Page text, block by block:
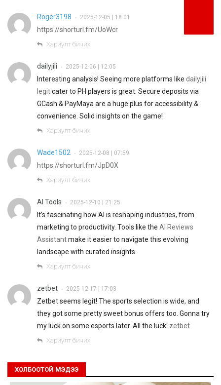
Roger3198 • 2025-12-05 | 18:01
https://shorturl.fm/UoWcr
Хариулт бичих
dailyjili • 2025-12-06 | 12:05
Interesting analysis! Seeing more platforms like dailyjili
legitcater to PH players is great. Secure deposits via
GCash & PayMaya are a huge plus for accessibility &
convenience. Solid insights on the game!
Хариулт бичих
Wade1502 • 2025-12-08 | 07:59
https://shorturl.fm/JpD0X
Хариулт бичих
AI Tools • 2025-12-10 | 21:25
It’s fascinating how AI is reshaping industries, from
marketing to productivity. Tools like the AI Reviews
Assistantmake it easier to navigate this evolving
landscape with curated insights.
Хариулт бичих
zetbet • 2025-12-17 | 17:03
Zetbet seems legit! The sports selection is wide, and
they got some pretty sweet bonus offers too. Gonna try
my luck on some esports later. All the luck: zetbet
Хариулт бичих
ХОЛБООТОЙ МЭДЭЭ